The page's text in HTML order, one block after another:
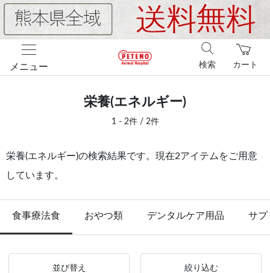
メニュー カート
検索
栄養(エネルギー)
1 - 2件 / 2件
栄養(エネルギー)の検索結果です。現在2アイテムをご用意
しています。
食事療法食 おやつ類 デンタルケア用品 サプ
並び替え 絞り込む